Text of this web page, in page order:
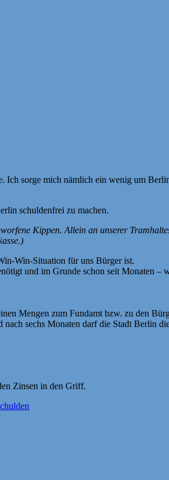
sorge mich nämlich ein wenig um
schuldenfrei zu machen.
Kippen. Allein an unserer
Win-Situation für uns Bürger ist.
und im Grunde schon seit Monaten –
Mengen zum Fundamt bzw. zu den
nach sechs Monaten darf die Stadt Berlin
Zinsen in den Griff.